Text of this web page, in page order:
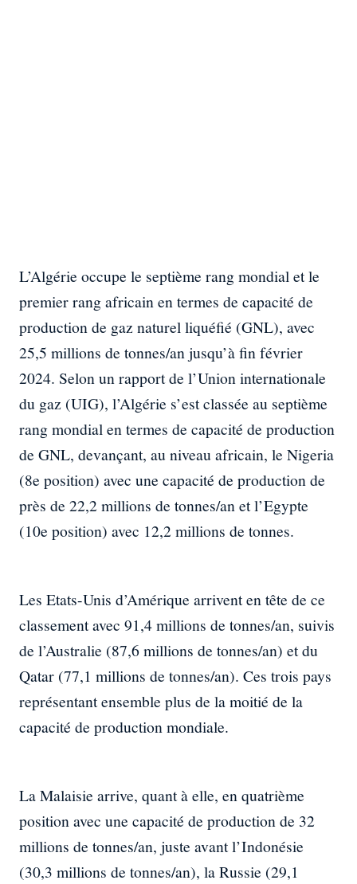
L’Algérie occupe le septième rang mondial et le
premier rang africain en termes de capacité de
production de gaz naturel liquéfié (GNL), avec
25,5 millions de tonnes/an jusqu’à fin février
2024. Selon un rapport de l’Union internationale
du gaz (UIG), l’Algérie s’est classée au septième
rang mondial en termes de capacité de production
de GNL, devançant, au niveau africain, le Nigeria
(8e position) avec une capacité de production de
près de 22,2 millions de tonnes/an et l’Egypte
(10e position) avec 12,2 millions de tonnes.
Les Etats-Unis d’Amérique arrivent en tête de ce
classement avec 91,4 millions de tonnes/an, suivis
de l’Australie (87,6 millions de tonnes/an) et du
Qatar (77,1 millions de tonnes/an). Ces trois pays
représentant ensemble plus de la moitié de la
capacité de production mondiale.
La Malaisie arrive, quant à elle, en quatrième
position avec une capacité de production de 32
millions de tonnes/an, juste avant l’Indonésie
(30,3 millions de tonnes/an), la Russie (29,1